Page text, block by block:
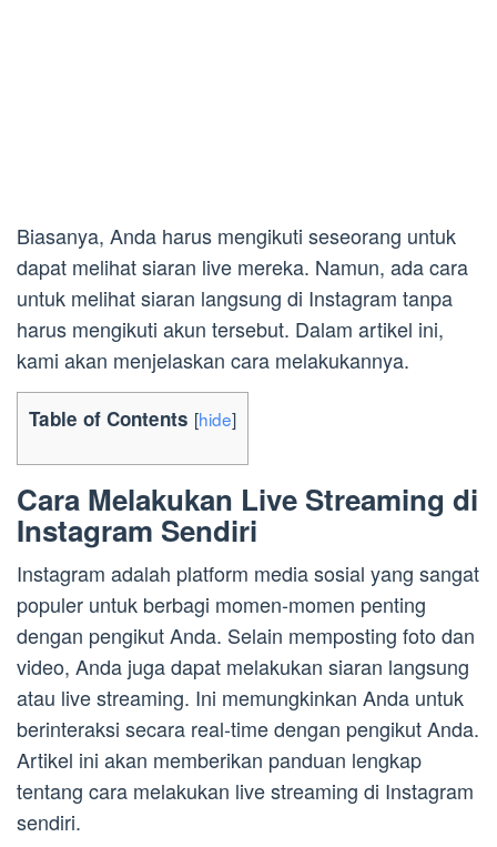
Biasanya, Anda harus mengikuti seseorang untuk
dapat melihat siaran live mereka. Namun, ada cara
untuk melihat siaran langsung di Instagram tanpa
harus mengikuti akun tersebut. Dalam artikel ini,
kami akan menjelaskan cara melakukannya.
Table of Contents [hide]
Cara Melakukan Live Streaming di
Instagram Sendiri
Instagram adalah platform media sosial yang sangat
populer untuk berbagi momen-momen penting
dengan pengikut Anda. Selain memposting foto dan
video, Anda juga dapat melakukan siaran langsung
atau live streaming. Ini memungkinkan Anda untuk
berinteraksi secara real-time dengan pengikut Anda.
Artikel ini akan memberikan panduan lengkap
tentang cara melakukan live streaming di Instagram
sendiri.